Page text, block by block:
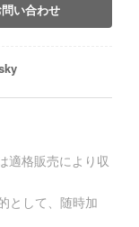
い合わせ
適格販売により収
として、随時加